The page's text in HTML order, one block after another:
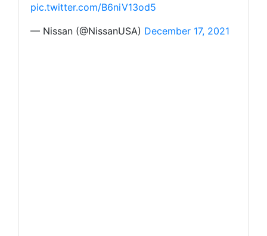
pic.twitter.com/B6niV13od5
— Nissan (@NissanUSA) December 17, 2021